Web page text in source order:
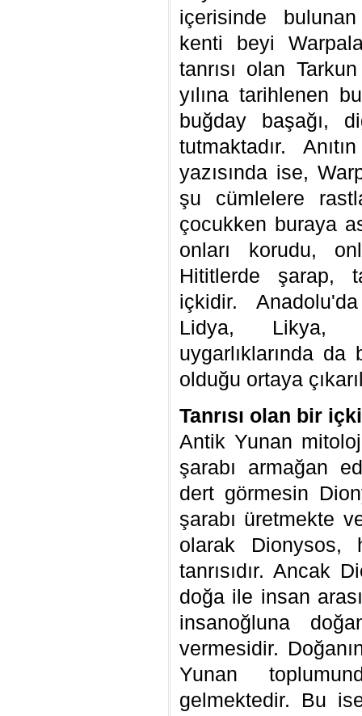
içerisinde
kenti beyi
tanrısı olan
yılına tarihlenen
buğday başağı,
tutmaktadır.
yazısında ise,
şu cümlelere
çocukken buraya
onları korudu,
Hititlerde şarap,
içkidir.
Lidya, Likya,
uygarlıklarında
olduğu ortaya
Tanrısı olan bir içki
Antik Yunan
şarabı armağan
dert görmesin
şarabı üretmekte
olarak
tanrısıdır. Ancak
doğa ile insan
insanoğluna
vermesidir.
Yunan
gelmektedir. Bu